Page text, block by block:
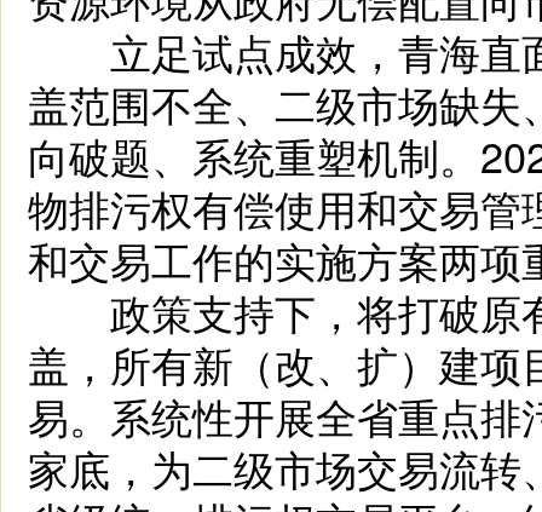
立足试点成效，青海直
盖范围不全、二级市场缺
向破题、系统重塑机制。
物排污权有偿使用和交易
和交易工作的实施方案两项
政策支持下，将打破原
盖，所有新（改、扩）建
易。系统性开展全省重点
家底，为二级市场交易流